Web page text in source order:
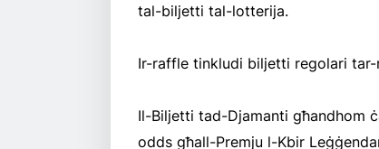
tal-biljetti tal-lotterija.
Ir-raffle tinkludi biljetti regolari
Il-Biljetti tad-Djamanti għandhom
odds għall-Premju l-Kbir